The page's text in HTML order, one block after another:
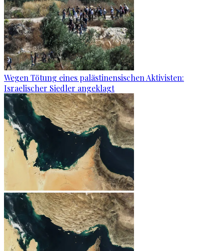
Wegen Tötung eines palästinensischen Aktivisten:
Israelischer Siedler angeklagt